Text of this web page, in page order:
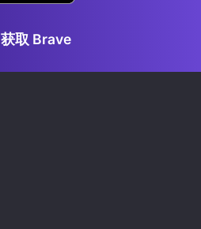
获取 Brave